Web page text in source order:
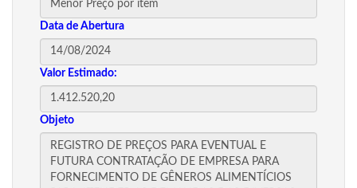
Data de Abertura
Valor Estimado:
Objeto